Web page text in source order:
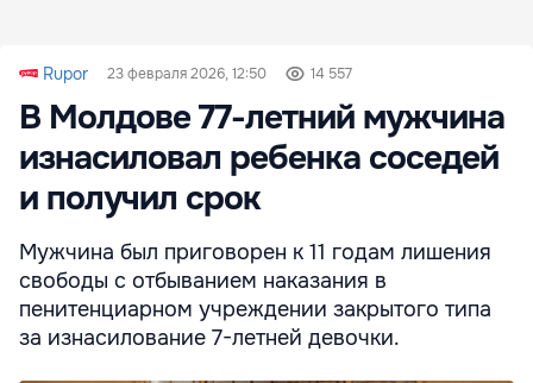
Rupor 23 февраля 2026, 12:50 14 557
В Молдове 77-летний мужчина
изнасиловал ребенка соседей
и получил срок
Мужчина был приговорен к 11 годам лишения
свободы с отбыванием наказания в
пенитенциарном учреждении закрытого типа
за изнасилование 7-летней девочки.